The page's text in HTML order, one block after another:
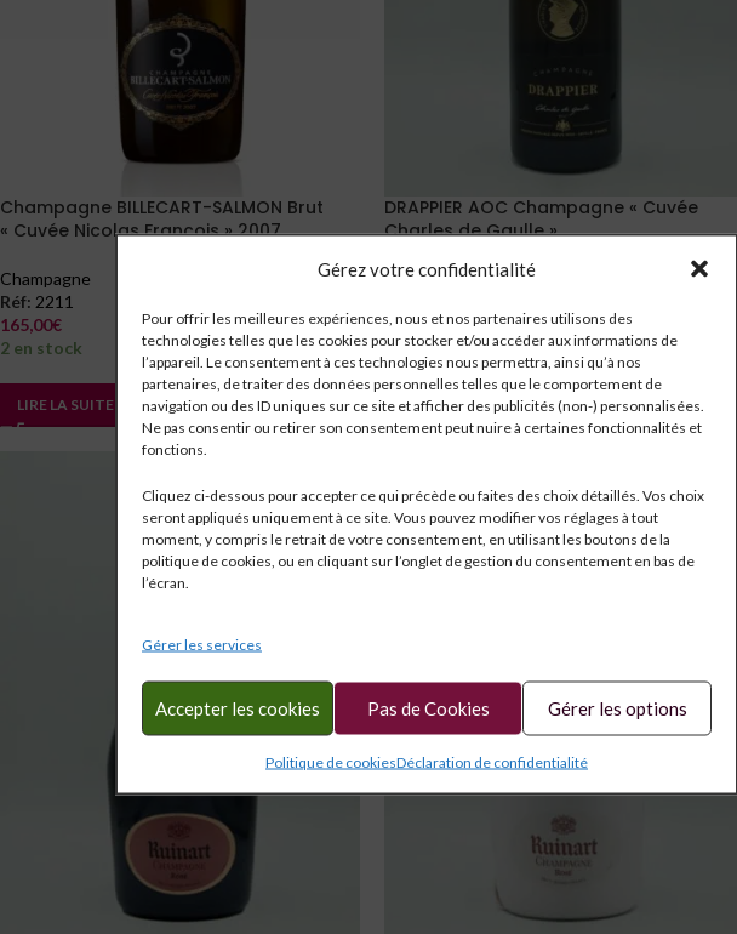
Gérez votre confidentialité
Pour offrir les meilleures expériences, nous et nos partenaires utilisons des
technologies telles que les cookies pour stocker et/ou accéder aux informations de
l’appareil. Le consentement à ces technologies nous permettra, ainsi qu’à nos
partenaires, de traiter des données personnelles telles que le comportement de
navigation ou des ID uniques sur ce site et afficher des publicités (non-) personnalisées.
Ne pas consentir ou retirer son consentement peut nuire à certaines fonctionnalités et
fonctions.
Cliquez ci-dessous pour accepter ce qui précède ou faites des choix détaillés. Vos choix
seront appliqués uniquement à ce site. Vous pouvez modifier vos réglages à tout
moment, y compris le retrait de votre consentement, en utilisant les boutons de la
politique de cookies, ou en cliquant sur l’onglet de gestion du consentement en bas de
l’écran.
Gérer les services
Accepter les cookies Pas de Cookies Gérer les options
Politique de cookiesDéclaration de confidentialité
Champagne BILLECART-SALMON Brut
« Cuvée Nicolas François » 2007
Champagne
Réf: 2211
165,00€
2 en stock
LIRE LA SUITE
DRAPPIER AOC Champagne « Cuvée
Charles de Gaulle »
Champagne
54,89€
14 en stock
LIRE LA SUITE